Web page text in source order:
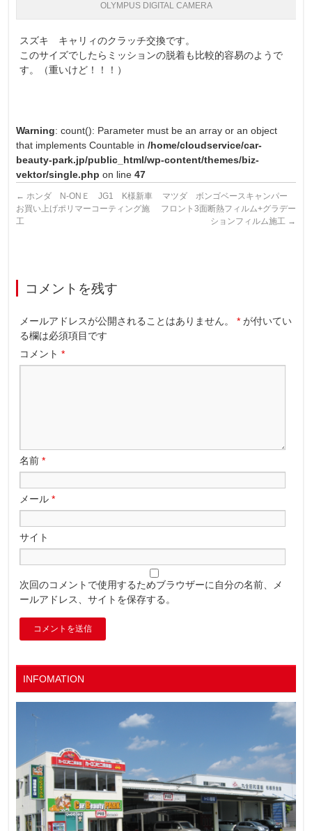
OLYMPUS DIGITAL CAMERA
スズキ キャリィのクラッチ交換です。
このサイズでしたらミッションの脱着も比較的容易のようで
す。（重いけど！！！）
Warning: count(): Parameter must be an array or an object
that implements Countable in/home/cloudservice/car-
beauty-park.jp/public_html/wp-content/themes/biz-
vektor/single.php on line47
← ホンダ N-ONＥ JG1 K様新車
お買い上げポリマーコーティング施
工
マツダ ボンゴベースキャンパー
フロント3面断熱フィルム+グラデー
ションフィルム施工 →
コメントを残す
メールアドレスが公開されることはありません。 * が付いてい
る欄は必須項目です
コメント*
名前*
メール*
サイト
次回のコメントで使用するためブラウザーに自分の名前、メ
ールアドレス、サイトを保存する。
INFOMATION